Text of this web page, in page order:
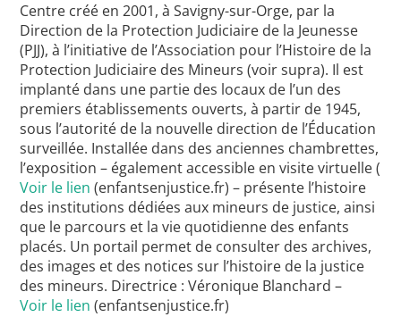
Centre créé en 2001, à Savigny-sur-Orge, par la
Direction de la Protection Judiciaire de la Jeunesse
(PJJ), à l’initiative de l’Association pour l’Histoire de la
Protection Judiciaire des Mineurs (voir supra). Il est
implanté dans une partie des locaux de l’un des
premiers établissements ouverts, à partir de 1945,
sous l’autorité de la nouvelle direction de l’Éducation
surveillée. Installée dans des anciennes chambrettes,
l’exposition – également accessible en visite virtuelle (
Voir le lien (enfantsenjustice.fr) – présente l’histoire
des institutions dédiées aux mineurs de justice, ainsi
que le parcours et la vie quotidienne des enfants
placés. Un portail permet de consulter des archives,
des images et des notices sur l’histoire de la justice
des mineurs. Directrice : Véronique Blanchard –
Voir le lien (enfantsenjustice.fr)